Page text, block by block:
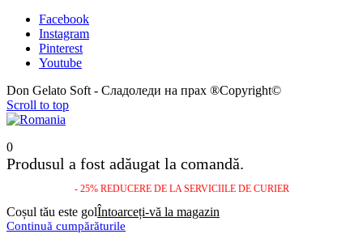
Facebook
Instagram
Pinterest
Youtube
Don Gelato Soft - Сладоледи на прах ®Copyright©
Scroll to top
0
Produsul a fost adăugat la comandă.
- 25% REDUCERE DE LA SERVICIILE DE CURIER
Coșul tău este golÎntoarceți-vă la magazin
Continuă cumpărăturile